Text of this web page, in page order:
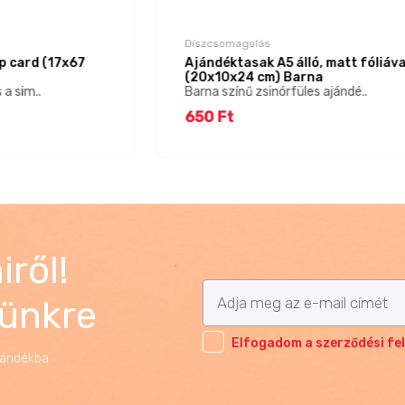
card (17x67
sim..
Díszcsomagolás
Ajándéktasak A5 álló, matt fóliával
(20x10x24 cm) Barna
Barna színű zsinórfüles ajándé..
650 Ft
Elfogadom a szerződési